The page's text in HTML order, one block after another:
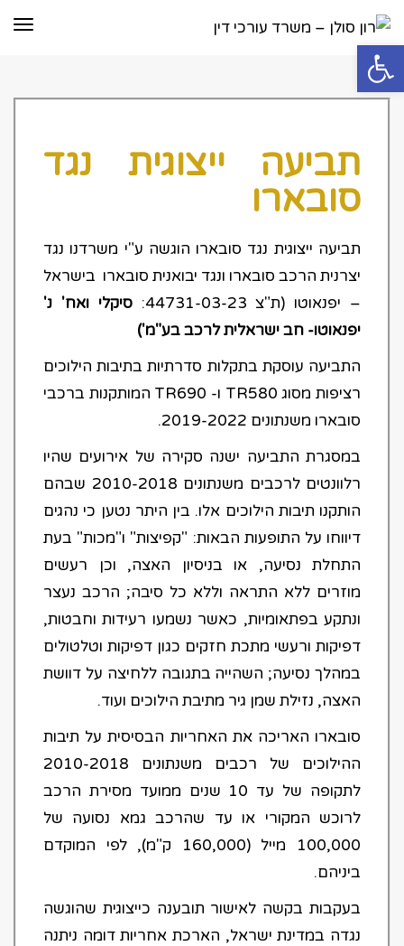
תביעה ייצוגית נגד
סובארו
תביעה ייצוגית נגד סובארו הוגשה ע"י משרדנו נגד
יצרנית הרכב סובארו ונגד יבואנית סובארו בישראל
– יפנאוטו (ת"צ 44731-03-23:
סיקלי ואח' נ'
יפנאוטו- חב ישראלית לרכב בע"מ')
התביעה עוסקת בתקלות סדרתיות בתיבות הילוכים
רציפות מסוג TR580 ו- TR690 המותקנות ברכבי
סובארו משנתונים 2019-2022.
במסגרת התביעה ישנה סקירה של אירועים שהיו
רלוונטים לרכבים משנתונים 2010-2018 שבהם
הותקנו תיבות הילוכים אלו. בין היתר נטען כי נהגים
דיווחו על התופעות הבאות: "קפיצות" ו"מכות" בעת
התחלת נסיעה, או בניסיון האצה, וכן רעשים
מוזרים ללא התראה וללא כל סיבה; הרכב נעצר
ונתקע בפתאומיות, כאשר נשמעו רעידות וחבטות,
דפיקות ורעשי מתכת חזקים כגון דפיקות וטלטולים
במהלך נסיעה; השהייה בתגובה ללחיצה על דוושת
האצה, נזילת שמן גיר מתיבת הילוכים ועוד.
סובארו האריכה את האחריות הבסיסית על תיבות
ההילוכים של רכבים משנתונים 2010-2018
לתקופה של עד 10 שנים ממועד מסירת הרכב
לרוכש המקורי או עד שהרכב גמא נסועה של
100,000 מייל (160,000 ק"מ), לפי המוקדם
ביניהם.
בעקבות בקשה לאישור תובענה כייצוגית שהוגשה
נגדה במדינת ישראל, הארכת אחריות דומה ניתנה
פתח סרגל נגישות